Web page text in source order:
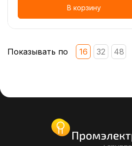
В корзину
Показывать по 16 32 48